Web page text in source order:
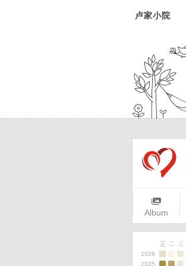
卢家小院
Album
正 二 三
2026
2025